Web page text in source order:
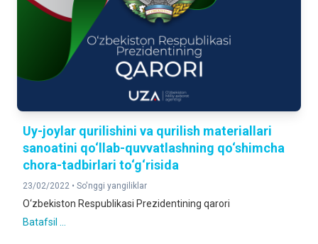
Uy-joylar qurilishini va qurilish materiallari
sanoatini qo‘llab-quvvatlashning qo‘shimcha
chora-tadbirlari to‘g‘risida
23/02/2022 • So'nggi yangiliklar
O‘zbekiston Respublikasi Prezidentining qarori
Batafsil ...